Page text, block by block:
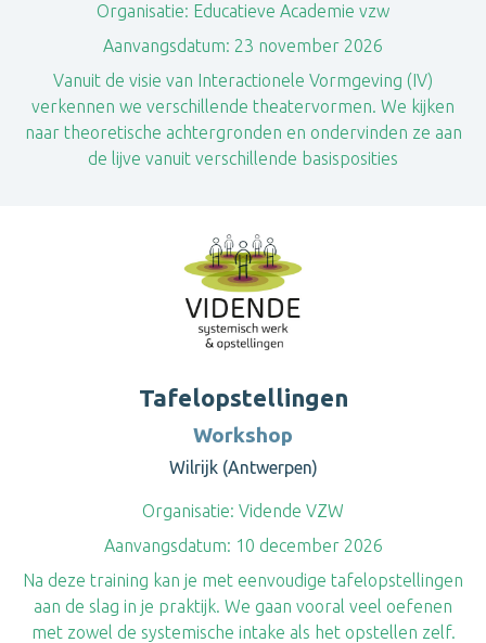
Organisatie: Educatieve Academie vzw
Aanvangsdatum: 23 november 2026
Vanuit de visie van Interactionele Vormgeving (IV)
verkennen we verschillende theatervormen. We kijken
naar theoretische achtergronden en ondervinden ze aan
de lijve vanuit verschillende basisposities
Tafelopstellingen
Workshop
Wilrijk (Antwerpen)
Organisatie: Vidende VZW
Aanvangsdatum: 10 december 2026
Na deze training kan je met eenvoudige tafelopstellingen
aan de slag in je praktijk. We gaan vooral veel oefenen
met zowel de systemische intake als het opstellen zelf.